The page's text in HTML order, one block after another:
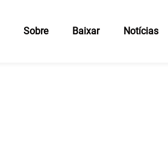
Sobre Baixar Notícias